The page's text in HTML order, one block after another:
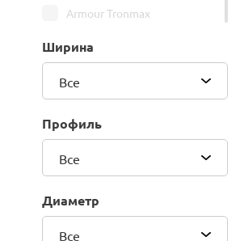
Armour Tronmax
ATIRE
Bars
Belshina
BFGoodrich
BK Trailer
BKT
Ширина
Все
Профиль
Все
Диаметр
Все